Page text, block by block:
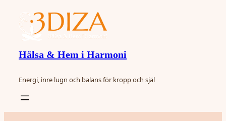
innehåll
Hälsa & Hem i Harmoni
Energi, inre lugn och balans för kropp och själ